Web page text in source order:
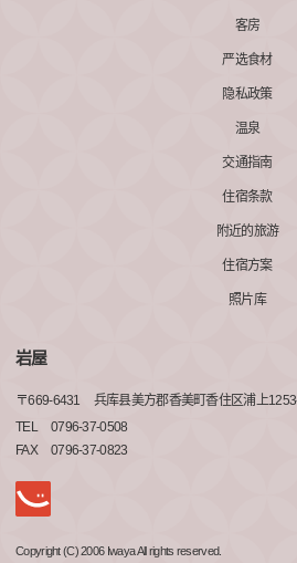
客房
严选食材
隐私政策
温泉
交通指南
住宿条款
附近的旅游
住宿方案
照片库
岩屋
〒669-6431
兵库县美方郡香美町香住区浦上
TEL
0796-37-0508
FAX
0796-37-0823
Copyright (C) 2006 Iwaya All rights reserved.